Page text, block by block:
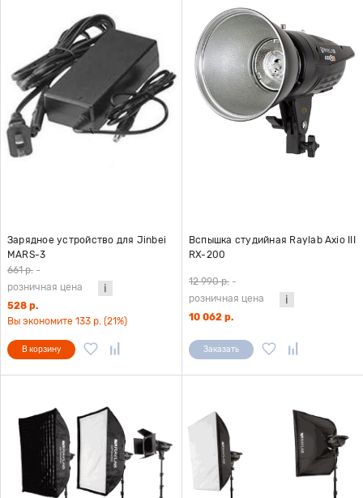
Зарядное устройство для Jinbei
MARS-3
661 р. -
розничная цена
528 р.
Вы экономите 133 р. (21%)
В корзину
Вспышка студийная Raylab Axio III
RX-200
12 990 р. -
розничная цена
10 062 р.
Заказать